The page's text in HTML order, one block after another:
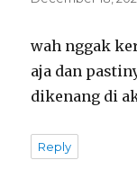
wah nggak
aja dan
dikenang di
Reply